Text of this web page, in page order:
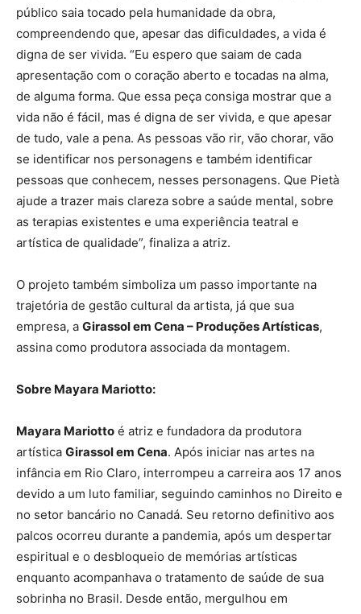
público saia tocado pela humanidade da obra,
compreendendo que, apesar das dificuldades, a vida é
digna de ser vivida. “Eu espero que saiam de cada
apresentação com o coração aberto e tocadas na alma,
de alguma forma. Que essa peça consiga mostrar que a
vida não é fácil, mas é digna de ser vivida, e que apesar
de tudo, vale a pena. As pessoas vão rir, vão chorar, vão
se identificar nos personagens e também identificar
pessoas que conhecem, nesses personagens. Que Pietà
ajude a trazer mais clareza sobre a saúde mental, sobre
as terapias existentes e uma experiência teatral e
artística de qualidade”, finaliza a atriz.
O projeto também simboliza um passo importante na
trajetória de gestão cultural da artista, já que sua
empresa, a Girassol em Cena – Produções Artísticas,
assina como produtora associada da montagem.
Sobre Mayara Mariotto:
Mayara Mariotto é atriz e fundadora da produtora
artística Girassol em Cena. Após iniciar nas artes na
infância em Rio Claro, interrompeu a carreira aos 17 anos
devido a um luto familiar, seguindo caminhos no Direito e
no setor bancário no Canadá. Seu retorno definitivo aos
palcos ocorreu durante a pandemia, após um despertar
espiritual e o desbloqueio de memórias artísticas
enquanto acompanhava o tratamento de saúde de sua
sobrinha no Brasil. Desde então, mergulhou em